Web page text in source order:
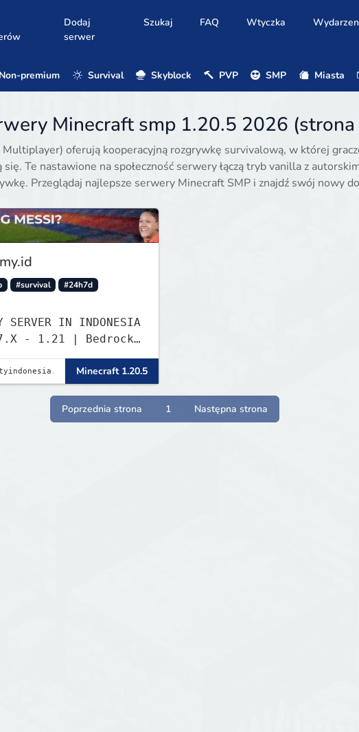
Dodaj
serwer
Szukaj FAQ Wtyczka
Non-premium Survival Skyblock PVP SMP Miasta
Minecraft smp 1.20.5 2026 (strona
oferują kooperacyjną rozgrywkę survivalową, w której
Te nastawione na społeczność serwery łączą tryb vanilla z
Przeglądaj najlepsze serwery Minecraft SMP i znajdź swój nowy
#survival
#24h7d
SERVER IN INDONESIA
- 1.21 | Bedrock
Port: 19132
Minecraft 1.20.5
Poprzednia strona 1 Następna strona